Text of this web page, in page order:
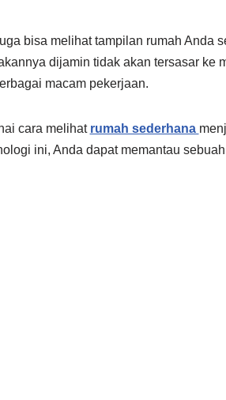
bisa melihat tampilan rumah Anda
dijamin tidak akan tersasar ke
macam pekerjaan.
cara melihat rumah sederhana
ini, Anda dapat memantau